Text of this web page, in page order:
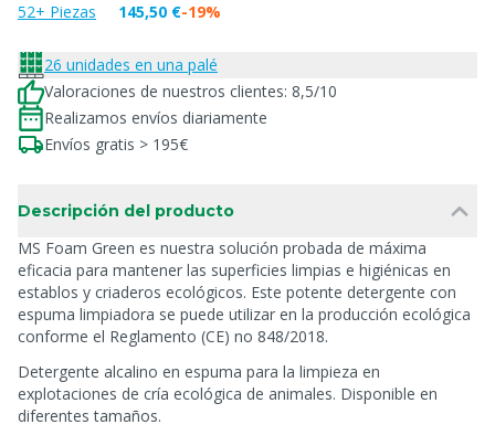
52+ Piezas
145,50 €-19%
26 unidades en una palé
Valoraciones de nuestros clientes: 8,5/10
Realizamos envíos diariamente
Envíos gratis > 195€
Descripción del producto
MS Foam Green es nuestra solución probada de máxima
eficacia para mantener las superficies limpias e higiénicas en
establos y criaderos ecológicos. Este potente detergente con
espuma limpiadora se puede utilizar en la producción ecológica
conforme el Reglamento (CE) no 848/2018.
Detergente alcalino en espuma para la limpieza en
explotaciones de cría ecológica de animales. Disponible en
diferentes tamaños.